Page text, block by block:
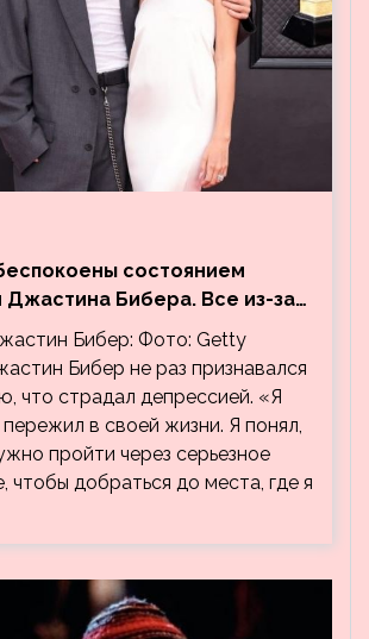
состоянием
Джастина Бибера. Все из-за
его успокаивает
Бибер: Фото: Getty
Бибер не раз признавался
что страдал депрессией. «Я
пережил в своей жизни. Я понял,
пройти через серьезное
чтобы добраться до места, где я